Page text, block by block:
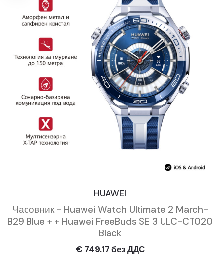
HUAWEI
Часовник - Huawei Watch Ultimate 2 March-
B29 Blue + + Huawei FreeBuds SE 3 ULC-CT020
Black
€ 749.17 без ДДС